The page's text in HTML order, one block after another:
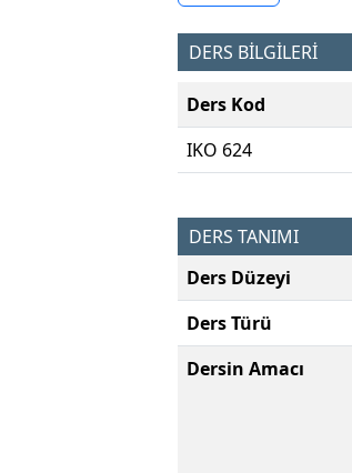
DERS BİLGİLERİ
Ders Kod
IKO 624
DERS TANIMI
Ders Düzeyi
Ders Türü
Dersin Amacı